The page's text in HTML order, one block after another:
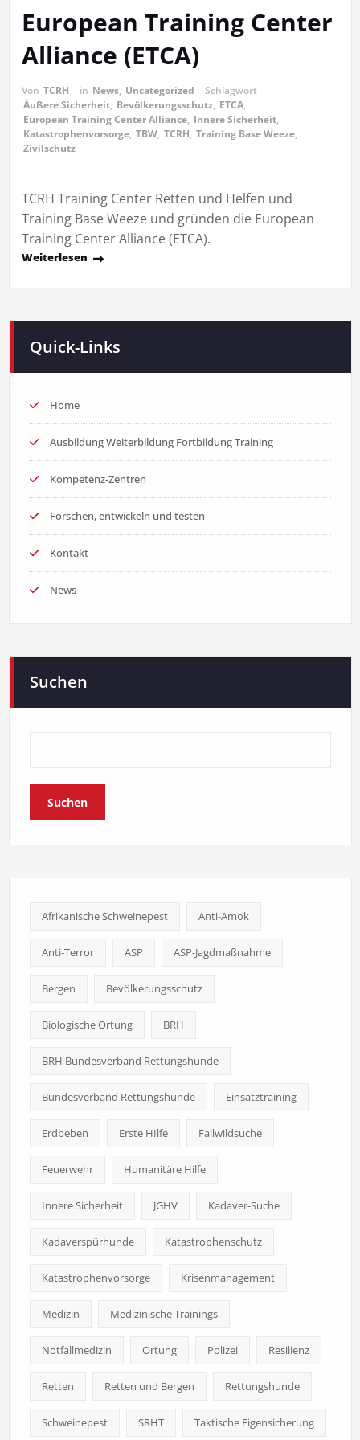
European Training Center
Alliance (ETCA)
Von TCRH in News, Uncategorized
Schlagwort
Äußere Sicherheit, Bevölkerungsschutz, ETCA,
European Training Center Alliance, Innere Sicherheit,
Katastrophenvorsorge, TBW, TCRH, Training Base Weeze,
Zivilschutz
TCRH Training Center Retten und Helfen und
Training Base Weeze und gründen die European
Training Center Alliance (ETCA).
Weiterlesen
Quick-Links
Home
Ausbildung Weiterbildung Fortbildung Training
Kompetenz-Zentren
Forschen, entwickeln und testen
Kontakt
News
Suchen
Suchen
Afrikanische Schweinepest Anti-Amok
Anti-Terror ASP ASP-Jagdmaßnahme
Bergen Bevölkerungsschutz
Biologische Ortung BRH
BRH Bundesverband Rettungshunde
Bundesverband Rettungshunde Einsatztraining
Erdbeben Erste HIlfe Fallwildsuche
Feuerwehr Humanitäre Hilfe
Innere Sicherheit JGHV Kadaver-Suche
Kadaverspürhunde Katastrophenschutz
Katastrophenvorsorge Krisenmanagement
Medizin Medizinische Trainings
Notfallmedizin Ortung Polizei Resilienz
Retten Retten und Bergen Rettungshunde
Schweinepest SRHT Taktische Eigensicherung